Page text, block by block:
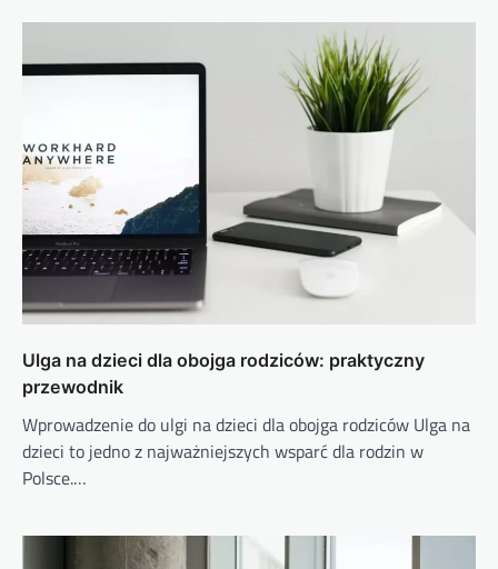
Ulga na dzieci dla obojga rodziców: praktyczny
przewodnik
Wprowadzenie do ulgi na dzieci dla obojga rodziców Ulga na
dzieci to jedno z najważniejszych wsparć dla rodzin w
Polsce.…